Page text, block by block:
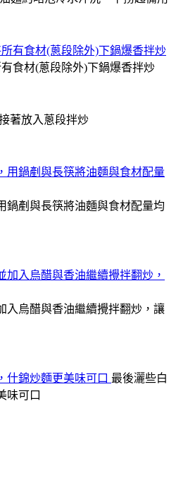
食材(蔥段除外)下鍋爆香拌炒
著放入蔥段拌炒
鍋剷與長筷將油麵與食材配量均
入烏醋與香油繼續攪拌翻炒，讓
最後灑些白
味可口